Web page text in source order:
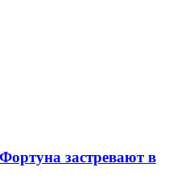
застревают в